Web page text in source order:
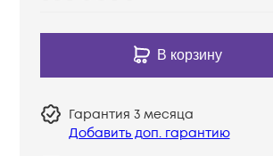
В корзину
Гарантия 3 месяца
Добавить доп. гарантию